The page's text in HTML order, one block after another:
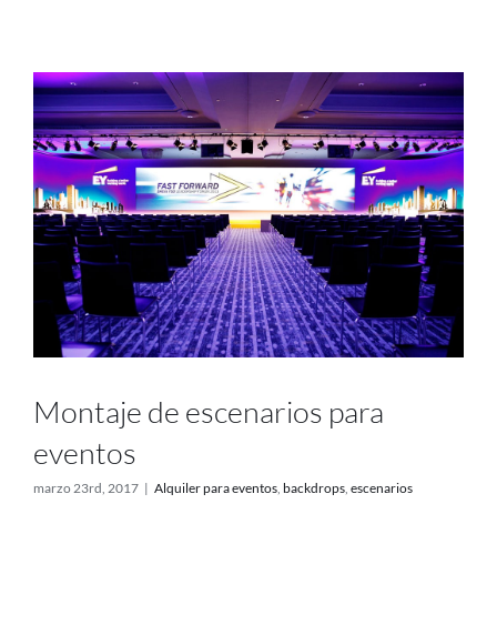
Blog
Contacto
Tienda online
Montaje de escenarios para
eventos
marzo 23rd, 2017 | Alquiler para eventos backdrops escenarios